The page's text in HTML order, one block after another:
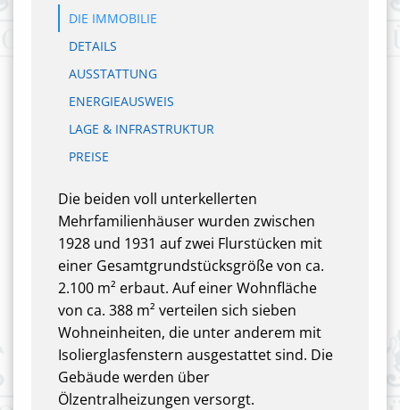
DIE IMMOBILIE
DETAILS
AUSSTATTUNG
ENERGIEAUSWEIS
LAGE & INFRASTRUKTUR
PREISE
Die beiden voll unterkellerten
Mehrfamilienhäuser wurden zwischen
1928 und 1931 auf zwei Flurstücken mit
einer Gesamtgrundstücksgröße von ca.
2.100 m² erbaut. Auf einer Wohnfläche
von ca. 388 m² verteilen sich sieben
Wohneinheiten, die unter anderem mit
Isolierglasfenstern ausgestattet sind. Die
Gebäude werden über
Ölzentralheizungen versorgt.